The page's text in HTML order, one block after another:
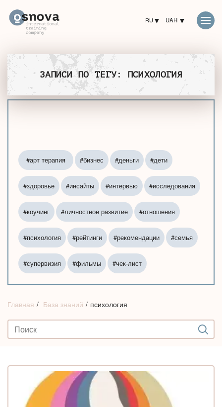
RU UAH
ЗАПИСИ ПО ТЕГУ: ПСИХОЛОГИЯ
#арт терапия #бизнес #деньги #дети
#здоровье #инсайты #интервью #исследования
#коучинг #личностное развитие #отношения
#психология #рейтинги #рекомендации #семья
#супервизия #фильмы #чек-лист
Главная База знаний психология